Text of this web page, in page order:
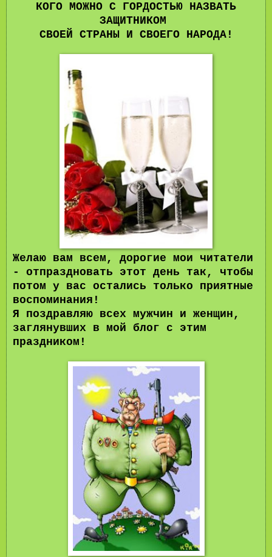
КОГО МОЖНО С ГОРДОСТЬЮ НАЗВАТЬ
ЗАЩИТНИКОМ
СВОЕЙ СТРАНЫ И СВОЕГО НАРОДА!
Желаю вам всем, дорогие мои читатели
- отпраздновать этот день так, чтобы
потом у вас остались только приятные
воспоминания!
Я поздравляю всех мужчин и женщин,
заглянувших в мой блог с этим
праздником!